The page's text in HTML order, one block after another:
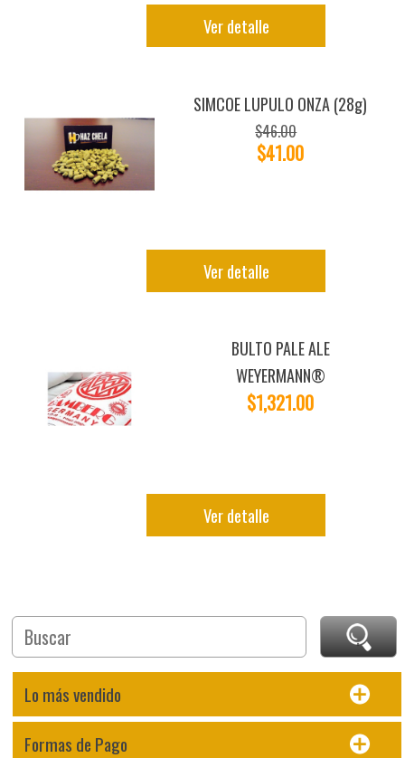
Ver detalle
SIMCOE LUPULO ONZA (28g)
$46.00
$41.00
Ver detalle
BULTO PALE ALE
WEYERMANN®
$1,321.00
Ver detalle
Lo más vendido
Formas de Pago